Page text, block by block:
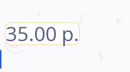
35.00 р.